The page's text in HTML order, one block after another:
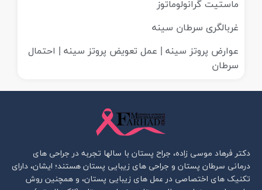
ماستیت گرانولوماتوز
غربالگری سرطان سینه
عوارض پروتز سینه | عمل تعویض پروتز سینه | احتمال
سرطان
دکتر فرهاد موسی زاده، جراح پستان با سالها تجربه در جراحی های
درمانی سرطان پستان و جراحی های زیبایی پستان هستند؛ ایشان، دارای
تکنیک های اختصاصی در عمل های زیبایی پستان، و همچنین روش